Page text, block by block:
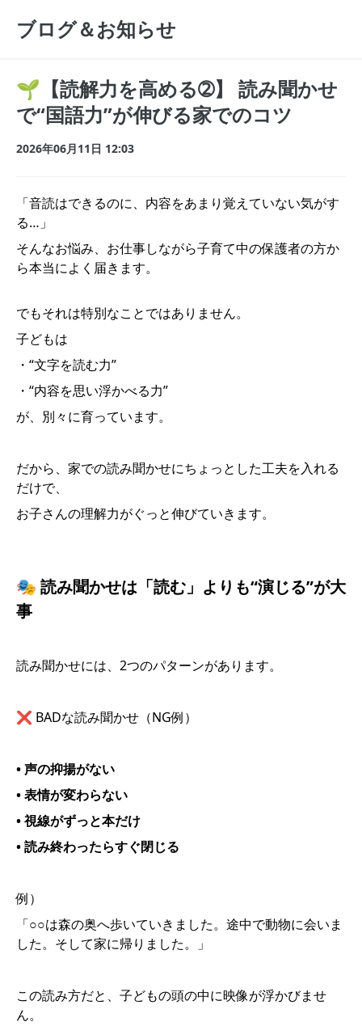
ブログ＆お知らせ
🌱【読解力を高める➁】 読み聞かせ
で“国語力”が伸びる家でのコツ
2026年06月11日 12:03
「音読はできるのに、内容をあまり覚えていない気がす
る…」
そんなお悩み、お仕事しながら子育て中の保護者の方か
ら本当によく届きます。
でもそれは特別なことではありません。
子どもは
・“文字を読む力”
・“内容を思い浮かべる力”
が、別々に育っています。
だから、家での読み聞かせにちょっとした工夫を入れる
だけで、
お子さんの理解力がぐっと伸びていきます。
🎭 読み聞かせは「読む」よりも“演じる”が大
事
読み聞かせには、2つのパターンがあります。
❌ BADな読み聞かせ（NG例）
• 声の抑揚がない
• 表情が変わらない
• 視線がずっと本だけ
• 読み終わったらすぐ閉じる
例）
「○○は森の奥へ歩いていきました。途中で動物に会いま
した。そして家に帰りました。」
この読み方だと、子どもの頭の中に映像が浮かびませ
ん。